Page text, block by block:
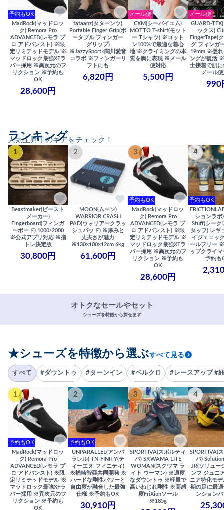
予約もOK
MadRock(マッドロッ
ク) Remora Pro
ADVANCED(レモラ プ
ロ アドバンスト) ※限
定リミテッドモデル ※
マッドロック最強XFラ
バー採用 ※異次元のフ
リクション ※予約も
OK
28,600円
tataanz(タターンツ)
Portable Finger Grip(ポ
ータブル フィンガー
グリップ)
※JazzySport×関川愛音
コラボ ※フィンガーリ
フトにも
6,820円
メール便
CXM(シーバイエム)
MOTTO T-shirt(モット
ー Tシャツ) ※コット
ン100%で最適な着心
地 ※クライミングの本
質を胸に表現 ※メール
便対応
5,500円
メール便
GUARD-
ックス)
FingerTape(
グ フィンガ
19mm ※登れ
ングが復活
士接着で肌
メール
990
人気上昇中のギアをチェック！
ランキング
1
Beastmaker(ビースト
メーカー)
Fingerboard(フィンガ
ーボード) 1000/2000
※公式アプリ対応 ※指
トレ決定版
30,800円
2
MOON(ムーン)
WARRIOR CRASH
PAD(ウォリアークラッ
シュパッド) ※厚みと
丈夫さが魅力
※130×100×12cm 6kg
61,600円
3
予約もOK
MadRock(マッドロッ
ク) Remora Pro
ADVANCED(レモラ プ
ロ アドバンスト) ※限
定リミテッドモデル ※
マッドロック最強XFラ
バー採用 ※異次元のフ
リクション ※予約も
OK
28,600円
4
予約もOK
ションラボ
Stuff(シーク
タッフ) レギ
イジェニッ
ールフリー
ップクライ
予約も
オトクなセールやセット
シューズを特徴から探せます
★シューズを特徴から選ぶすべて見る
すべて #ダウントゥ #ターンイン #ベルクロ #レースアップ #
1
予約もOK
MadRock(マッドロッ
ク) Remora Pro
ADVANCED(レモラ プ
ロ アドバンスト) ※限
定リミテッドモデル ※
マッドロック最強XFラ
バー採用 ※異次元のフ
リクション ※予約も
OK
2
予約もOK
UNPARALLEL(アンパ
ラレル) TN-FINITY(テ
ィーエヌ-フィニティ)
※楢崎智亜共同開発 ※
ハードな剛性パワーと
自由度が融合した最強
仕様 ※予約もOK
30,910円
3
SPORTIVA(スポルティ
バ) SKWAMA LITE
WOMAN(スクワマ ラ
イト ウーマン) ※適度
なダウントゥ ※軽量で
高いねじれ剛性 ※高感
度FriXionソール
※185g
4
SPORTIVA(
バ)
JR(ソリュー
ンプ ジュニ
ニア特化モ
期の足に最
ンション